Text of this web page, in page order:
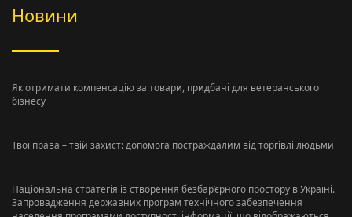
Новини
Як отримати компенсацію за товари, придбані для ветеранського
бізнесу
Твої права – твій захист: допомога постраждалим від торгівлі людьми
Національна стратегія із створення безбар’єрного простору в Україні.
Запровадження державних програм технічного забезпечення